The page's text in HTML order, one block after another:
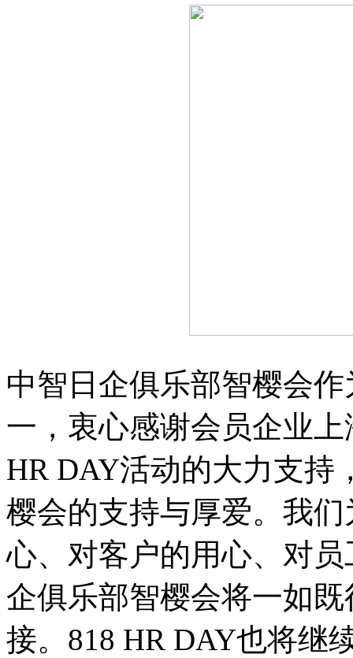
中智日企俱乐部智樱会
一，衷心感谢会员企业
HR DAY活动的大力支持
樱会的支持与厚爱。我
心、对客户的用心、对
企俱乐部智樱会将一如
接。818 HR DAY也将继